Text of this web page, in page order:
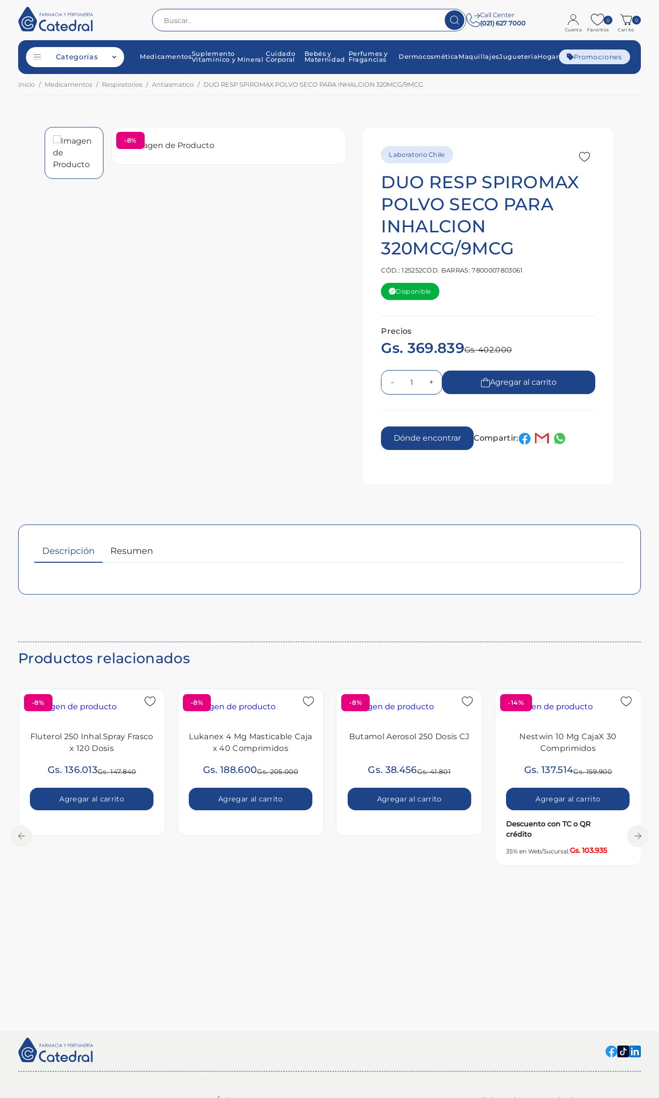
Call Center
(021) 627 7000
Cuenta Favoritos
0
Carrito
0
Categorías MedicamentosSuplemento
Vitaminico y Mineral
Cuidado
Corporal
Bebés y
Maternidad
Perfumes y
Fragancias
Dermocosmética MaquillajesJugueteriaHogar Promociones
Inicio Medicamentos Respiratorios Antiasmatico DUO RESP SPIROMAX POLVO SECO PARA INHALCION 320MCG/9MCG
-8%
Laboratorio Chile
DUO RESP SPIROMAX
POLVO SECO PARA
INHALCION
320MCG/9MCG
CÓD.: 125252CÓD. BARRAS: 7800007803061
Disponible
Precios
Gs. 369.839Gs. 402.000
- + Agregar al carrito
Dónde encontrar Compartir:
Descripción Resumen
Productos relacionados
-8%
Fluterol 250 Inhal.Spray Frasco
x 120 Dosis
Gs. 136.013Gs. 147.840
Agregar al carrito
-8%
Lukanex 4 Mg Masticable Caja
x 40 Comprimidos
Gs. 188.600Gs. 205.000
Agregar al carrito
-8%
Butamol Aerosol 250 Dosis CJ
Gs. 38.456Gs. 41.801
Agregar al carrito
-14%
Nestwin 10 Mg CajaX 30
Comprimidos
Gs. 137.514Gs. 159.900
Agregar al carrito
Descuento con TC o QR
crédito
35% en Web/Sucursal.Gs. 103.935